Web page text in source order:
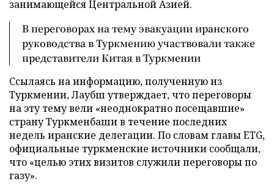
занимающейся Центральной Азией.
В переговорах на тему эвакуации иранского
руководства в Туркмению участвовали также
представители Китая в Туркмении
Ссылаясь на информацию, полученную из
Туркмении, Лаубш утверждает, что переговоры
на эту тему вели «неоднократно посещавшие»
страну Туркменбаши в течение последних
недель иранские делегации. По словам главы ETG,
официальные туркменские источники сообщали,
что «целью этих визитов служили переговоры по
газу».